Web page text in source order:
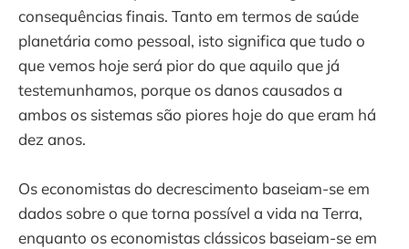
consequências finais. Tanto em termos de saúde
planetária como pessoal, isto significa que tudo o
que vemos hoje será pior do que aquilo que já
testemunhamos, porque os danos causados ​​a
ambos os sistemas são piores hoje do que eram há
dez anos.
Os economistas do decrescimento baseiam-se em
dados sobre o que torna possível a vida na Terra,
enquanto os economistas clássicos baseiam-se em